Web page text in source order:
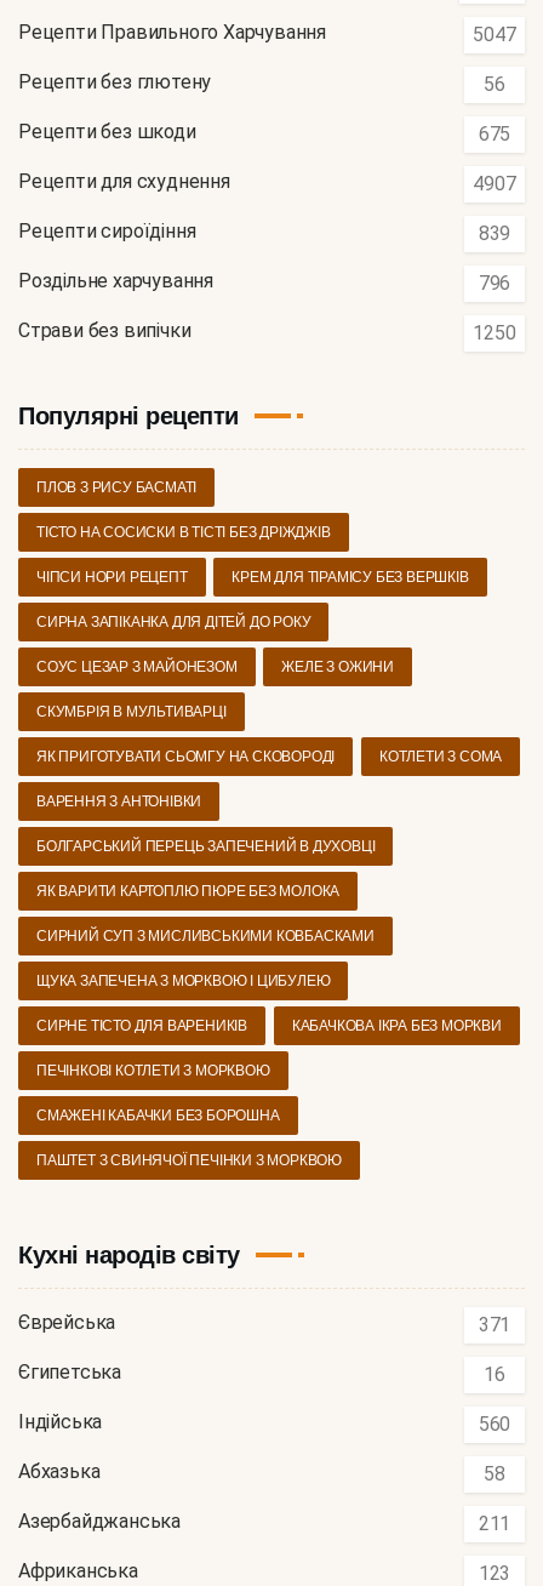
Рецепти Правильного Харчування 5047
Рецепти без глютену 56
Рецепти без шкоди 675
Рецепти для схуднення 4907
Рецепти сироїдіння 839
Роздільне харчування 796
Страви без випічки 1250
Популярні рецепти
ПЛОВ З РИСУ БАСМАТІ
ТІСТО НА СОСИСКИ В ТІСТІ БЕЗ ДРІЖДЖІВ
ЧІПСИ НОРИ РЕЦЕПТ КРЕМ ДЛЯ ТІРАМІСУ БЕЗ ВЕРШКІВ
СИРНА ЗАПІКАНКА ДЛЯ ДІТЕЙ ДО РОКУ
СОУС ЦЕЗАР З МАЙОНЕЗОМ ЖЕЛЕ З ОЖИНИ
СКУМБРІЯ В МУЛЬТИВАРЦІ
ЯК ПРИГОТУВАТИ СЬОМГУ НА СКОВОРОДІ КОТЛЕТИ З СОМА
ВАРЕННЯ З АНТОНІВКИ
БОЛГАРСЬКИЙ ПЕРЕЦЬ ЗАПЕЧЕНИЙ В ДУХОВЦІ
ЯК ВАРИТИ КАРТОПЛЮ ПЮРЕ БЕЗ МОЛОКА
СИРНИЙ СУП З МИСЛИВСЬКИМИ КОВБАСКАМИ
ЩУКА ЗАПЕЧЕНА З МОРКВОЮ І ЦИБУЛЕЮ
СИРНЕ ТІСТО ДЛЯ ВАРЕНИКІВ КАБАЧКОВА ІКРА БЕЗ МОРКВИ
ПЕЧІНКОВІ КОТЛЕТИ З МОРКВОЮ
СМАЖЕНІ КАБАЧКИ БЕЗ БОРОШНА
ПАШТЕТ З СВИНЯЧОЇ ПЕЧІНКИ З МОРКВОЮ
Кухні народів світу
Єврейська 371
Єгипетська 16
Індійська 560
Абхазька 58
Азербайджанська 211
Африканська 123